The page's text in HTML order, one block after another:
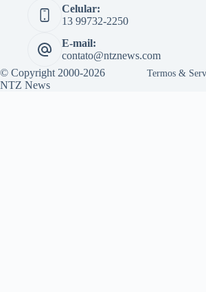
Celular:
13 99732-2250
E-mail:
contato@ntznews.com
© Copyright 2000-2026
NTZ News
Termos &